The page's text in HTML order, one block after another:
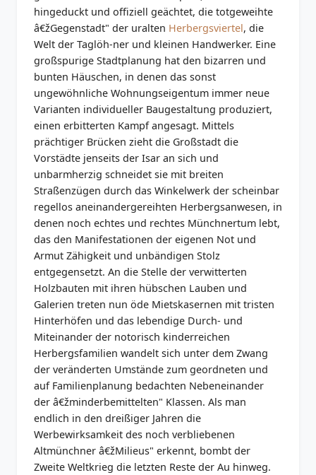
hingeduckt und offiziell geächtet, die totgeweihte
â€žGegenstadt" der uralten Herbergsviertel, die
Welt der Taglöh-ner und kleinen Handwerker. Eine
großspurige Stadtplanung hat den bizarren und
bunten Häuschen, in denen das sonst
ungewöhnliche Wohnungseigentum immer neue
Varianten individueller Baugestaltung produziert,
einen erbitterten Kampf angesagt. Mittels
prächtiger Brücken zieht die Großstadt die
Vorstädte jenseits der Isar an sich und
unbarmherzig schneidet sie mit breiten
Straßenzügen durch das Winkelwerk der scheinbar
regellos aneinandergereihten Herbergsanwesen, in
denen noch echtes und rechtes Münchnertum lebt,
das den Manifestationen der eigenen Not und
Armut Zähigkeit und unbändigen Stolz
entgegensetzt. An die Stelle der verwitterten
Holzbauten mit ihren hübschen Lauben und
Galerien treten nun öde Mietskasernen mit tristen
Hinterhöfen und das lebendige Durch- und
Miteinander der notorisch kinderreichen
Herbergsfamilien wandelt sich unter dem Zwang
der veränderten Umstände zum geordneten und
auf Familienplanung bedachten Nebeneinander
der â€žminderbemittelten" Klassen. Als man
endlich in den dreißiger Jahren die
Werbewirksamkeit des noch verbliebenen
Altmünchner â€žMilieus" erkennt, bombt der
Zweite Weltkrieg die letzten Reste der Au hinweg.